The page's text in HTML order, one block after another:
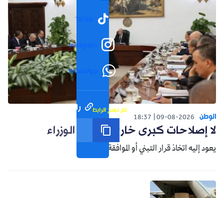
TikTok
Instagram
WhatsApp
رابط مختصر تم نسخ الرابط
الوطن 09-08-2026
18:37
لا إصلاحات كبرى خارج مجلس الوزراء
يعود إليه اتخاذ قرار التبني أو الموافقة.